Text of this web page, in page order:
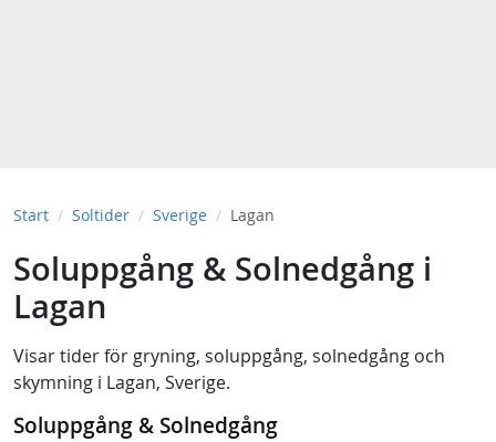
Start Soltider Sverige Lagan
Soluppgång & Solnedgång i
Lagan
Visar tider för gryning, soluppgång, solnedgång och
skymning i Lagan, Sverige.
Soluppgång & Solnedgång